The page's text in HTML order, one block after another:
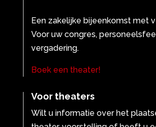
Een zakelijke bijeenkomst met
Voor uw congres,
vergadering.
Boek een theater!
Voor theaters
Wilt u informatie over het